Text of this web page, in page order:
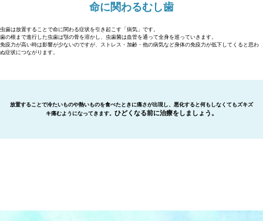
命に関わるむし歯
虫歯は放置することで命に関わる症状を引き起こす「病気」です。
歯の根まで進行した虫歯は顎の骨を溶かし、虫歯菌は血管を通って全身を巡っていきます。
免疫力が高い時は影響が少ないのですが、ストレス・加齢・他の病気など身体の免疫力が低下してくると思わ
ぬ症状につながります。
放置することで冷たいものや熱いものを食べたときに痛さが出現し、悪化すると何もしなくてもズキズ
キ痛むようになってきます。 ひどくなる前に治療をしましょう。